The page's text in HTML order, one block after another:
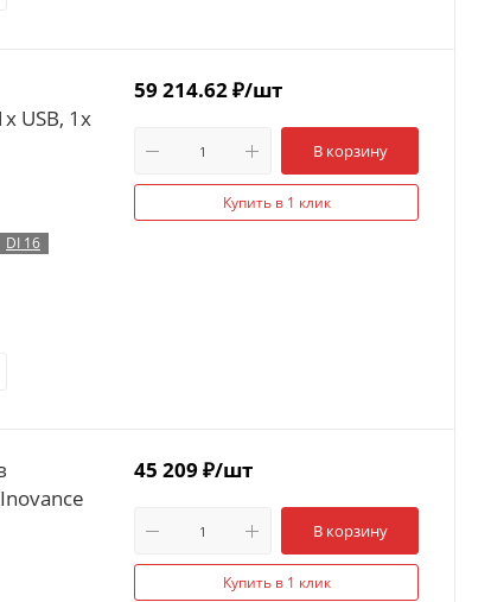
USB, 1x
DI 16
59 214.62₽/шт
В корзину
Купить в 1 клик
45 209 ₽/шт
В корзину
Купить в 1 клик